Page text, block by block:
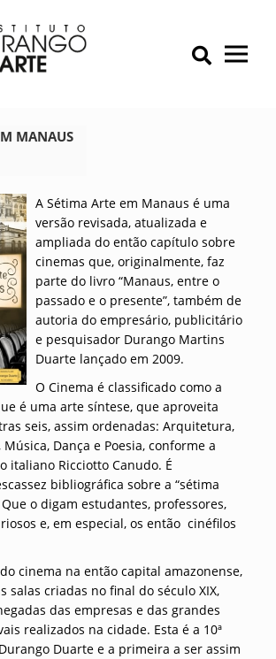
Duarte
Primary Menu
MANAUS
A Sétima Arte em Manaus é uma
versão revisada, atualizada e
ampliada do então capítulo sobre
cinemas que, originalmente, faz
parte do livro “Manaus, entre o
passado e o presente”, também de
autoria do empresário, publicitário
e pesquisador Durango Martins
Duarte lançado em 2009.
O Cinema é classificado como a
é uma arte síntese, que aproveita
seis, assim ordenadas: Arquitetura,
Dança e Poesia, conforme a
italiano Ricciotto Canudo. É
bibliográfica sobre a “sétima
o digam estudantes, professores,
e, em especial, os então cinéfilos
cinema na então capital amazonense,
salas criadas no final do século XIX,
das empresas e das grandes
realizados na cidade. Esta é a 10ª
Duarte e a primeira a ser assim